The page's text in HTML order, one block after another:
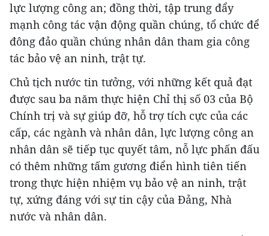
lực lượng công an; đồng thời, tập trung đẩy
mạnh công tác vận động quần chúng, tổ chức để
đông đảo quần chúng nhân dân tham gia công
tác bảo vệ an ninh, trật tự.
Chủ tịch nước tin tưởng, với những kết quả đạt
được sau ba năm thực hiện Chỉ thị số 03 của Bộ
Chính trị và sự giúp đỡ, hỗ trợ tích cực của các
cấp, các ngành và nhân dân, lực lượng công an
nhân dân sẽ tiếp tục quyết tâm, nỗ lực phấn đấu
có thêm những tấm gương điển hình tiên tiến
trong thực hiện nhiệm vụ bảo vệ an ninh, trật
tự, xứng đáng với sự tin cậy của Đảng, Nhà
nước và nhân dân.